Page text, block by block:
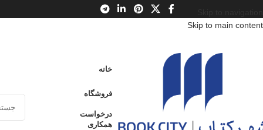
Skip to main content
خانه
فروشگاه
درخواست
همکاری